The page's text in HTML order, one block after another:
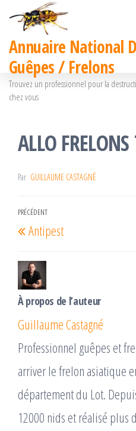
Passer
contenu
Annuaire National
Guêpes / Frelons
Trouvez un professionnel pour la
chez vous
ALLO
Par GUILLAUME CASTAGNÉ
Navigation
de
Article
précédent
PRÉCÉDENT
Antipest
À propos de l’auteur
Guillaume Castagné
Professionnel guêpes et
arriver le frelon asiatique
département du Lot.
12000 nids et réalisé plus